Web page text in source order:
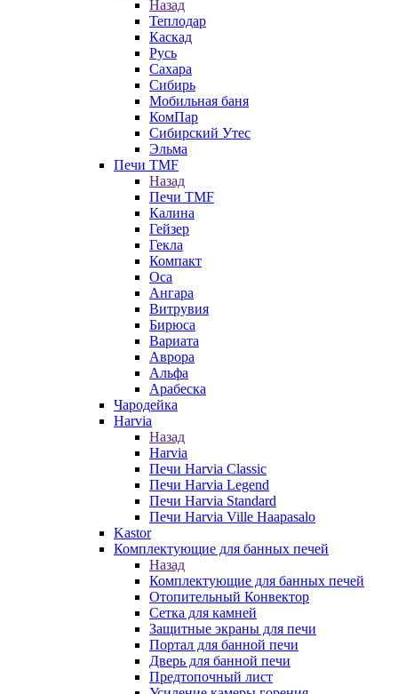
Назад
Теплодар
Каскад
Русь
Сахара
Сибирь
Мобильная баня
КомПар
Сибирский Утес
Эльма
Печи TMF
Назад
Печи TMF
Калина
Гейзер
Гекла
Компакт
Оса
Ангара
Витрувия
Бирюса
Вариата
Аврора
Альфа
Арабеска
Чародейка
Harvia
Назад
Harvia
Печи Harvia Classic
Печи Harvia Legend
Печи Harvia Standard
Печи Harvia Ville Haapasalo
Kastor
Комплектующие для банных печей
Назад
Комплектующие для банных печей
Отопительный Конвектор
Сетка для камней
Защитные экраны для печи
Портал для банной печи
Дверь для банной печи
Предтопочный лист